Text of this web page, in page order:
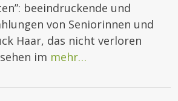
beeindruckende und
von Seniorinnen und
Haar, das nicht verloren
im mehr…